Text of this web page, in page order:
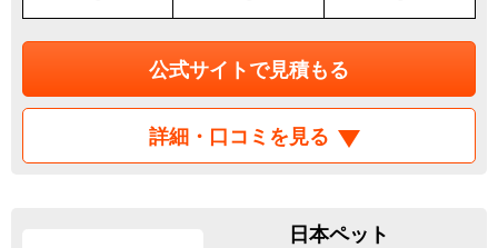
公式サイトで見積もる
詳細・口コミを見る
日本ペット